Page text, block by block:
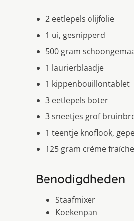
2 eetlepels olijfolie
1 ui, gesnipperd
500 gram
1 laurierblaadje
1 kippenbouillontablet
3 eetlepels boter
3 sneetjes grof
1 teentje knoflook,
125 gram créme fraïche
Benodigdheden
Staafmixer
Koekenpan